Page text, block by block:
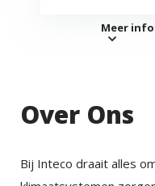
Meer
Over Ons
Bij Inteco draait alles